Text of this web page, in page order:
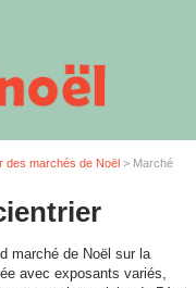
des marchés de Noël> Marché
marché de Noël sur la
avec exposants variés,